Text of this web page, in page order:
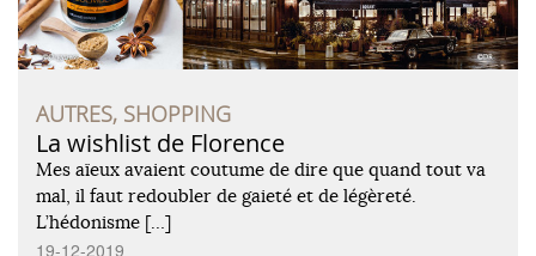
AUTRES, SHOPPING
La wishlist de Florence
Mes aïeux avaient coutume de dire que quand tout va
mal, il faut redoubler de gaieté et de légèreté.
L’hédonisme […]
19-12-2019